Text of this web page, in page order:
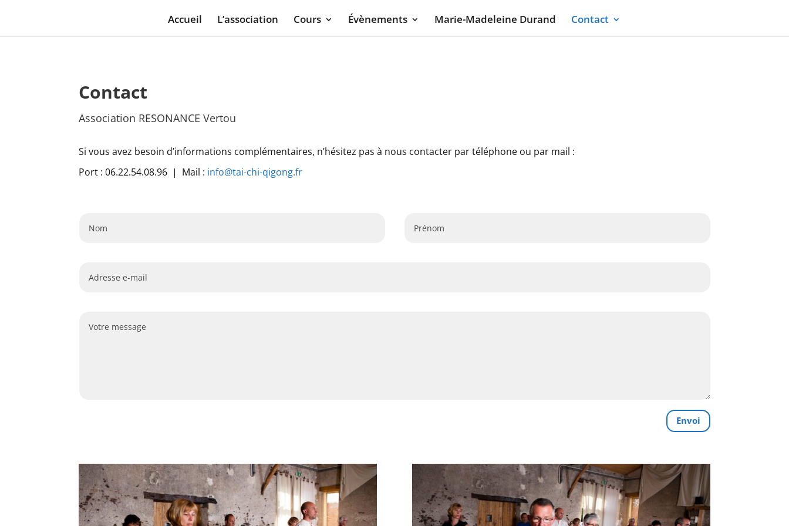
Accueil L’association Cours Évènements Marie-Madeleine Durand Contact
Contact
Association RESONANCE Vertou
Si vous avez besoin d’informations complémentaires, n’hésitez pas à nous contacter par téléphone ou par mail :
Port : 06.22.54.08.96 | Mail : info@tai-chi-qigong.fr
Envoi